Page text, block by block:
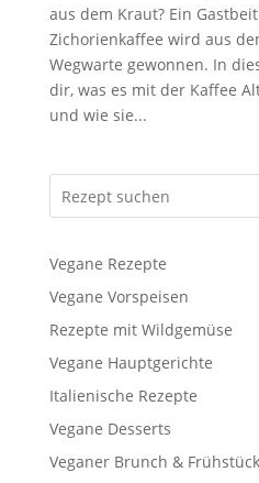
aus dem Kraut? Ein
Zichorienkaffee wird aus
Wegwarte gewonnen. In
dir, was es mit der Kaffee
und wie sie...
Vegane Rezepte
Vegane Vorspeisen
Rezepte mit Wildgemüse
Vegane Hauptgerichte
Italienische Rezepte
Vegane Desserts
Veganer Brunch & Frühstück